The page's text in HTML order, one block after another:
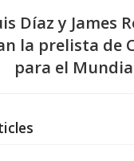
Díaz y James
la prelista de
para el